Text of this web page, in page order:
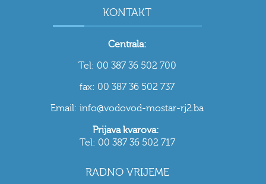
KONTAKT
Centrala:
Tel: 00 387 36 502 700
fax: 00 387 36 502 737
Email: info@vodovod-mostar-rj2.ba
Prijava kvarova:
Tel: 00 387 36 502 717
RADNO VRIJEME